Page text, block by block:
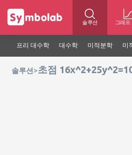
솔루션 그래프
프리 대수학 대수학 미적분학 미
솔루션 >초점